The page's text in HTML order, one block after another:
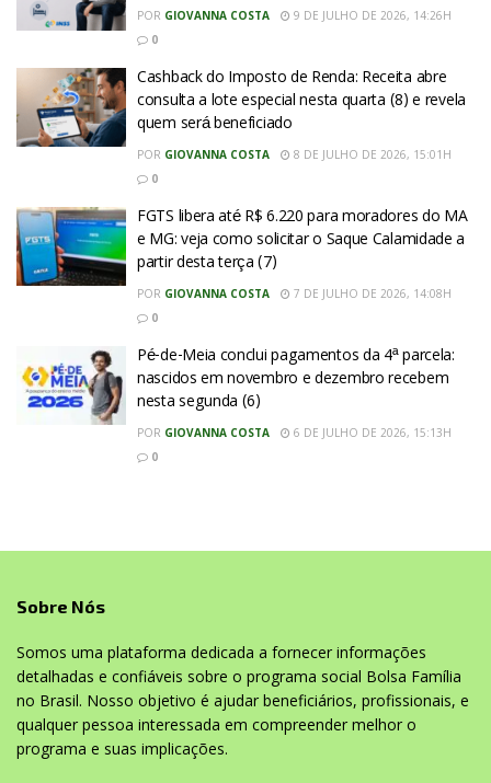
POR GIOVANNA COSTA
9 DE JULHO DE 2026, 14:26H
0
Cashback do Imposto de Renda: Receita abre
consulta a lote especial nesta quarta (8) e revela
quem será beneficiado
POR GIOVANNA COSTA
8 DE JULHO DE 2026, 15:01H
0
FGTS libera até R$ 6.220 para moradores do MA
e MG: veja como solicitar o Saque Calamidade a
partir desta terça (7)
POR GIOVANNA COSTA
7 DE JULHO DE 2026, 14:08H
0
Pé-de-Meia conclui pagamentos da 4ª parcela:
nascidos em novembro e dezembro recebem
nesta segunda (6)
POR GIOVANNA COSTA
6 DE JULHO DE 2026, 15:13H
0
Sobre Nós
Somos uma plataforma dedicada a fornecer informações
detalhadas e confiáveis sobre o programa social Bolsa Família
no Brasil. Nosso objetivo é ajudar beneficiários, profissionais, e
qualquer pessoa interessada em compreender melhor o
programa e suas implicações.